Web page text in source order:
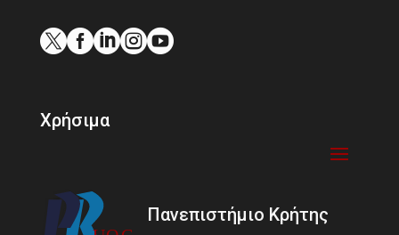

Χρήσιμα
Πανεπιστήμιο Κρήτης